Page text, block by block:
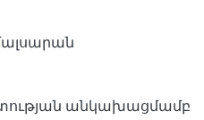
անկախացմամբ